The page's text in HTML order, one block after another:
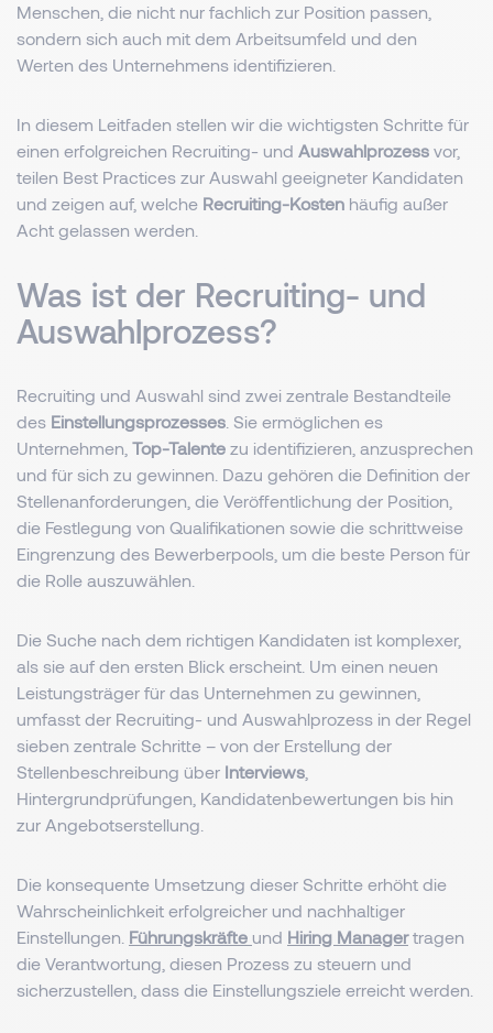
Menschen, die nicht nur fachlich zur Position passen,
sondern sich auch mit dem Arbeitsumfeld und den
Werten des Unternehmens identifizieren.
In diesem Leitfaden stellen wir die wichtigsten Schritte für
einen erfolgreichen Recruiting- und Auswahlprozess vor,
teilen Best Practices zur Auswahl geeigneter Kandidaten
und zeigen auf, welche Recruiting-Kosten häufig außer
Acht gelassen werden.
Was ist der Recruiting- und
Auswahlprozess?
Recruiting und Auswahl sind zwei zentrale Bestandteile
des Einstellungsprozesses . Sie ermöglichen es
Unternehmen, Top-Talente zu identifizieren, anzusprechen
und für sich zu gewinnen. Dazu gehören die Definition der
Stellenanforderungen, die Veröffentlichung der Position,
die Festlegung von Qualifikationen sowie die schrittweise
Eingrenzung des Bewerberpools, um die beste Person für
die Rolle auszuwählen.
Die Suche nach dem richtigen Kandidaten ist komplexer,
als sie auf den ersten Blick erscheint. Um einen neuen
Leistungsträger für das Unternehmen zu gewinnen,
umfasst der Recruiting- und Auswahlprozess in der Regel
sieben zentrale Schritte – von der Erstellung der
Stellenbeschreibung über Interviews
Hintergrundprüfungen, Kandidatenbewertungen bis hin
zur Angebotserstellung.
Die konsequente Umsetzung dieser Schritte erhöht die
Wahrscheinlichkeit erfolgreicher und nachhaltiger
Einstellungen. Führungskräfte und Hiring Managertragen
die Verantwortung, diesen Prozess zu steuern und
sicherzustellen, dass die Einstellungsziele erreicht werden.